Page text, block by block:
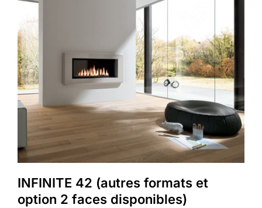
INFINITE 42 (autres formats et
option 2 faces disponibles)